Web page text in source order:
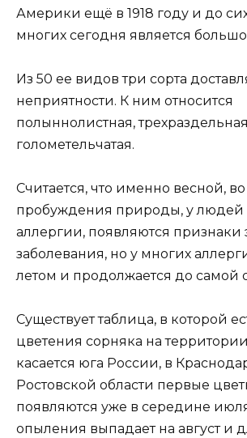
Америки ещё в 1918 году и до
многих сегодня является
Из 50 ее видов три сорта
неприятности. К ним относится
полыннолистная,
голометельчатая.
Считается, что именно весной,
пробуждения природы, у людей
аллергии, появляются признаки
заболевания, но у многих
летом и продолжается до самой
Существует таблица, в которой
цветения сорняка на
касается юга России, в
Ростовской области первые
появляются уже в середине
опыления выпадает на август и